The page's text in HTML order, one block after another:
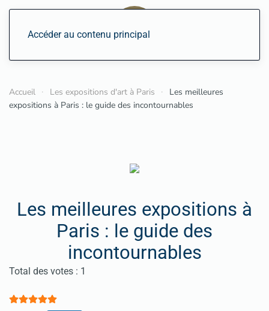
Accéder au contenu principal
Accueil Les expositions d'art à Paris
Les meilleures
expositions à Paris : le guide des incontournables
Les meilleures expositions à
Paris : le guide des
incontournables
Vote utilisateur:5/
Total des votes : 1